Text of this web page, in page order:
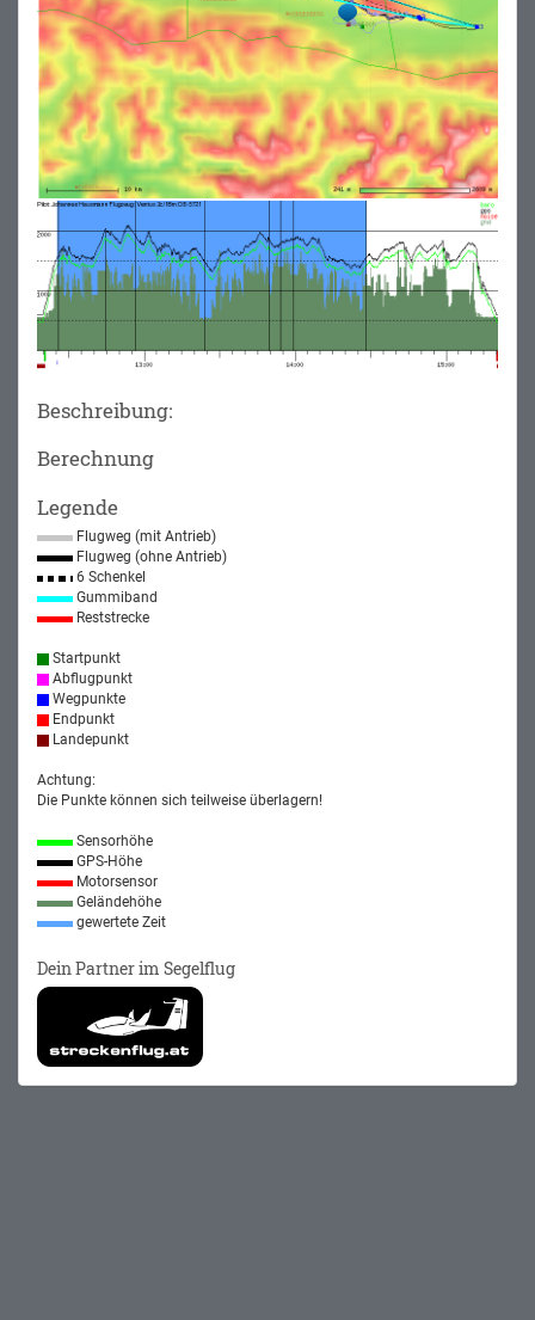
Beschreibung:
Berechnung
Legende
Flugweg (mit Antrieb)
Flugweg (ohne Antrieb)
6 Schenkel
Gummiband
Reststrecke
Startpunkt
Abflugpunkt
Wegpunkte
Endpunkt
Landepunkt
Achtung:
Die Punkte können sich teilweise überlagern!
Sensorhöhe
GPS-Höhe
Motorsensor
Geländehöhe
gewertete Zeit
Dein Partner im Segelflug